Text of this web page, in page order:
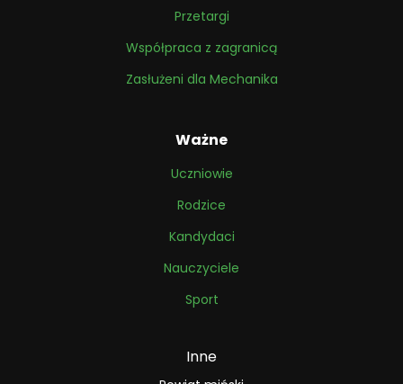
Przetargi
Współpraca z zagranicą
Zasłużeni dla Mechanika
Ważne
Uczniowie
Rodzice
Kandydaci
Nauczyciele
Sport
Inne